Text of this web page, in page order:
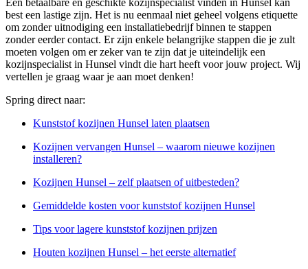
Een betaalbare en geschikte kozijnspecialist vinden in Hunsel kan
best een lastige zijn. Het is nu eenmaal niet geheel volgens etiquette
om zonder uitnodiging een installatiebedrijf binnen te stappen
zonder eerder contact. Er zijn enkele belangrijke stappen die je zult
moeten volgen om er zeker van te zijn dat je uiteindelijk een
kozijnspecialist in Hunsel vindt die hart heeft voor jouw project. Wij
vertellen je graag waar je aan moet denken!
Spring direct naar:
Kunststof kozijnen Hunsel laten plaatsen
Kozijnen vervangen Hunsel – waarom nieuwe kozijnen
installeren?
Kozijnen Hunsel – zelf plaatsen of uitbesteden?
Gemiddelde kosten voor kunststof kozijnen Hunsel
Tips voor lagere kunststof kozijnen prijzen
Houten kozijnen Hunsel – het eerste alternatief